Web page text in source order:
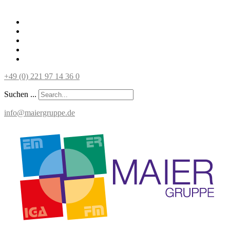
+49 (0) 221 97 14 36 0
Suchen ...
info@maiergruppe.de